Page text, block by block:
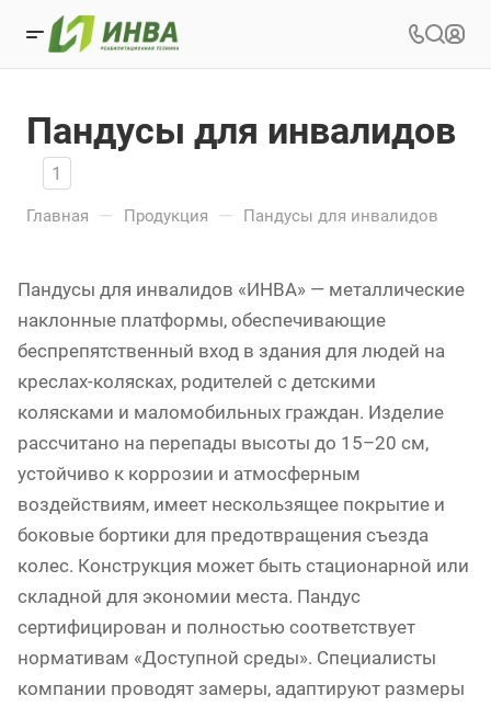
Пандусы для инвалидов
1
Главная — Продукция — Пандусы для инвалидов
Пандусы для инвалидов «ИНВА» — металлические
наклонные платформы, обеспечивающие
беспрепятственный вход в здания для людей на
креслах-колясках, родителей с детскими
колясками и маломобильных граждан. Изделие
рассчитано на перепады высоты до 15–20 см,
устойчиво к коррозии и атмосферным
воздействиям, имеет нескользящее покрытие и
боковые бортики для предотвращения съезда
колес. Конструкция может быть стационарной или
складной для экономии места. Пандус
сертифицирован и полностью соответствует
нормативам «Доступной среды». Специалисты
компании проводят замеры, адаптируют размеры